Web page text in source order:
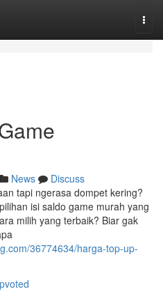
News
Discuss
tapi ngerasa dompet kering?
isi saldo game murah yang
milih yang terbaik? Biar gak
36774634/harga-top-up-